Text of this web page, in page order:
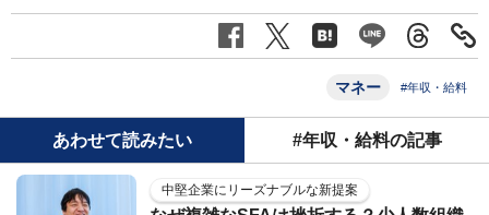
マネー #年収・給料
あわせて読みたい #年収・給料の記事
中堅企業にリーズナブルな新提案